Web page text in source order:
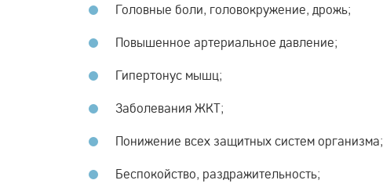
Головные боли, головокружение, дрожь;
Повышенное артериальное давление;
Гипертонус мышц;
Заболевания ЖКТ;
Понижение всех защитных систем организма;
Беспокойство, раздражительность;